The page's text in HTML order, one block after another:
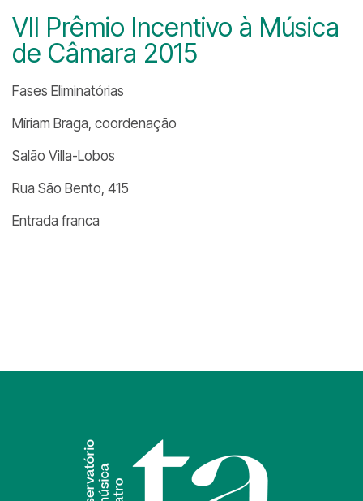
VII Prêmio Incentivo à Música
de Câmara 2015
Fases Eliminatórias
Míriam Braga, coordenação
Salão Villa-Lobos
Rua São Bento, 415
Entrada franca